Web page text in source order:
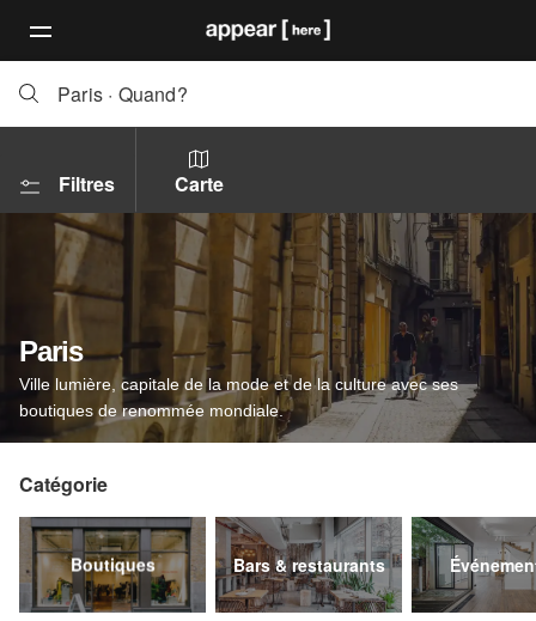
Paris · Quand?
Filtres Carte
Paris
Ville lumière, capitale de la mode et de la culture avec ses
boutiques de renommée mondiale.
Catégorie
Boutiques Bars & restaurants